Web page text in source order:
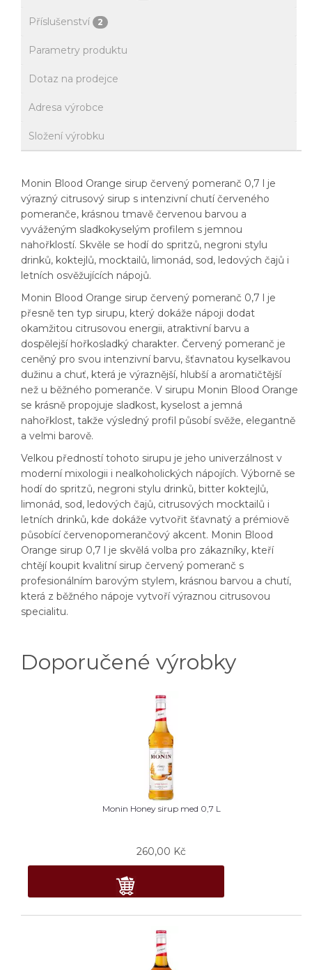
Příslušenství 2
Parametry produktu
Dotaz na prodejce
Adresa výrobce
Složení výrobku
Monin Blood Orange sirup červený pomeranč 0,7 l je
výrazný citrusový sirup s intenzivní chutí červeného
pomeranče, krásnou tmavě červenou barvou a
vyváženým sladkokyselým profilem s jemnou
nahořklostí. Skvěle se hodí do spritzů, negroni stylu
drinků, koktejlů, mocktailů, limonád, sod, ledových čajů i
letních osvěžujících nápojů.
Monin Blood Orange sirup červený pomeranč 0,7 l je
přesně ten typ sirupu, který dokáže nápoji dodat
okamžitou citrusovou energii, atraktivní barvu a
dospělejší hořkosladký charakter. Červený pomeranč je
ceněný pro svou intenzivní barvu, šťavnatou kyselkavou
dužinu a chuť, která je výraznější, hlubší a aromatičtější
než u běžného pomeranče. V sirupu Monin Blood Orange
se krásně propojuje sladkost, kyselost a jemná
nahořklost, takže výsledný profil působí svěže, elegantně
a velmi barově.
Velkou předností tohoto sirupu je jeho univerzálnost v
moderní mixologii i nealkoholických nápojích. Výborně se
hodí do spritzů, negroni stylu drinků, bitter koktejlů,
limonád, sod, ledových čajů, citrusových mocktailů i
letních drinků, kde dokáže vytvořit šťavnatý a prémiově
působící červenopomerančový akcent. Monin Blood
Orange sirup 0,7 l je skvělá volba pro zákazníky, kteří
chtějí koupit kvalitní sirup červený pomeranč s
profesionálním barovým stylem, krásnou barvou a chutí,
která z běžného nápoje vytvoří výraznou citrusovou
specialitu.
Doporučené výrobky
Monin Honey sirup med 0,7 L
260,00 Kč